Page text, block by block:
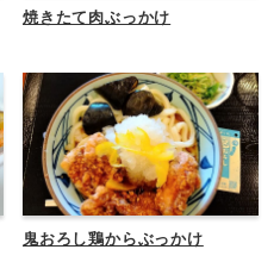
焼きたて肉ぶっかけ
鬼おろし鶏からぶっかけ